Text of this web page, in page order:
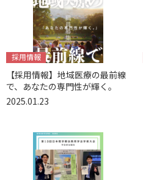
採用情報
【採用情報】地域医療の最前線
で、あなたの専門性が輝く。
2025.01.23